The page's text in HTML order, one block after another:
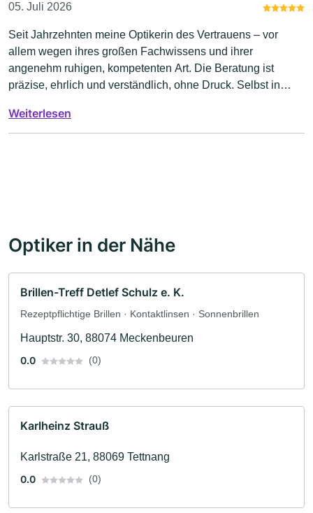
05. Juli 2026
Seit Jahrzehnten meine Optikerin des Vertrauens – vor
allem wegen ihres großen Fachwissens und ihrer
angenehm ruhigen, kompetenten Art. Die Beratung ist
präzise, ehrlich und verständlich, ohne Druck. Selbst in
und hat immer eine passende Lösung parat. Man fühlt sich
einfach rundum bestens aufgehoben – und geht am Ende
Weiterlesen
Optiker in der Nähe
Brillen-Treff Detlef Schulz e. K.
Rezeptpflichtige Brillen · Kontaktlinsen · Sonnenbrillen
Hauptstr. 30, 88074 Meckenbeuren
0.0
(0)
Karlheinz Strauß
Karlstraße 21, 88069 Tettnang
0.0
(0)